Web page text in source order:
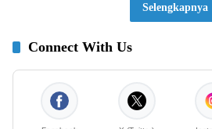
Selengkapnya
Connect With Us